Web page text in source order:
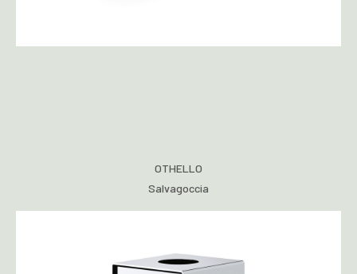
OTHELLO
Salvagoccia